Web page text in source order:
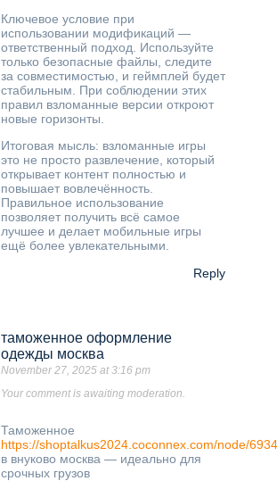
Ключевое условие при
использовании модификаций —
ответственный подход. Используйте
только безопасные файлы, следите
за совместимостью, и геймплей будет
стабильным. При соблюдении этих
правил взломанные версии откроют
новые горизонты.
Итоговая мысль: взломанные игры
это не просто развлечение, который
открывает контент полностью и
повышает вовлечённость.
Правильное использование
позволяет получить всё самое
лучшее и делает мобильные игры
ещё более увлекательными.
Reply
таможенное оформление
одежды москва
November 27, 2025 at 3:16 pm
Your comment is awaiting moderation.
Таможенное
https://shoptalkus2024.coconnex.com/node/
в внуково москва — идеально для
срочных грузов